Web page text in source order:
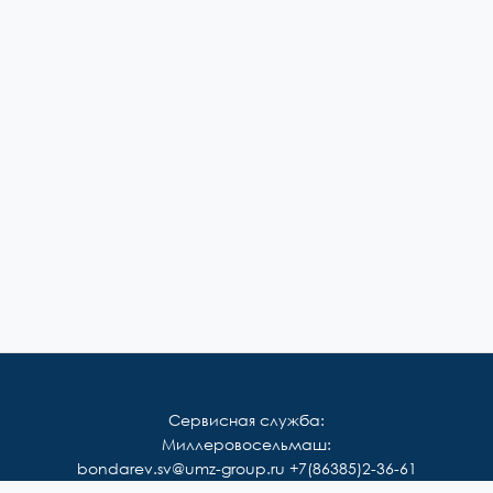
Сервисная служба:
Миллеровосельмаш:
bondarev.sv@umz-group.ru +7(86385)2-36-61